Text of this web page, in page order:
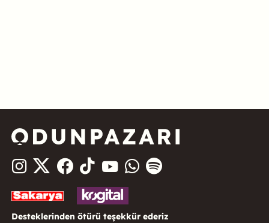
Desteklerinden ötürü teşekkür ederiz